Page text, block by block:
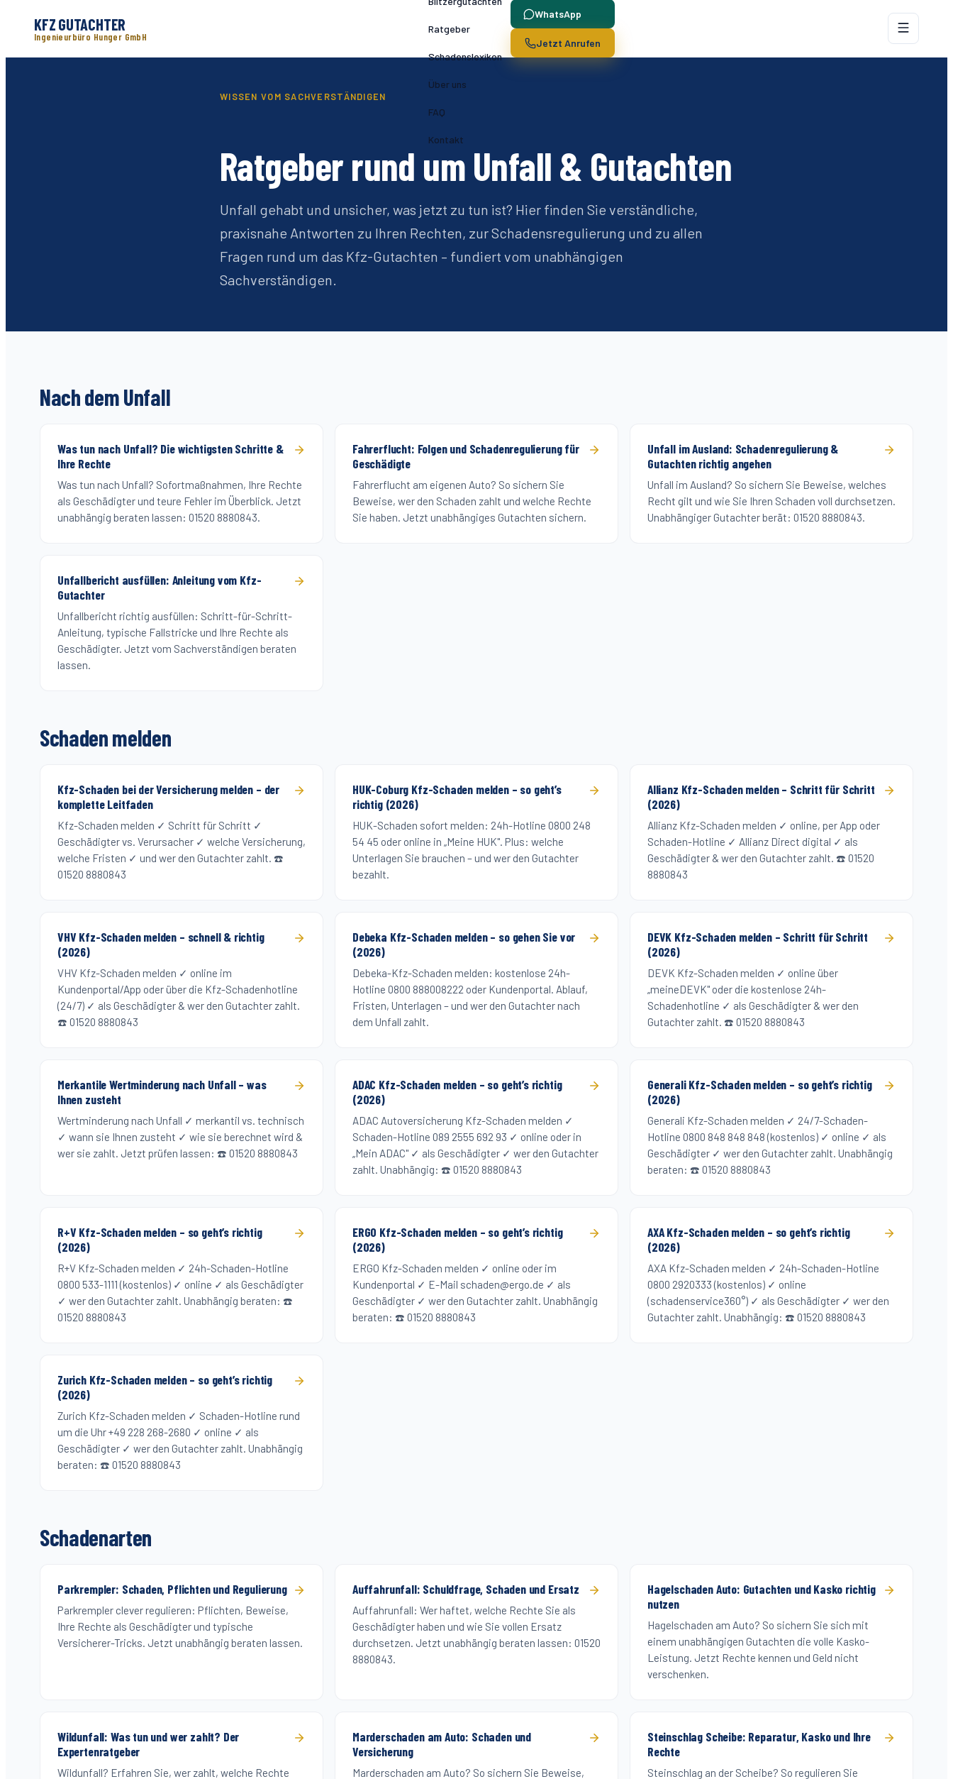
KFZ GUTACHTER
Ingenieurbüro Hunger GmbH
Ratgeber
Schadenslexikon
Über uns
FAQ
Kontakt
WhatsApp
Jetzt Anrufen
WISSEN VOM SACHVERSTÄNDIGEN
Ratgeber rund um Unfall & Gutachten
Unfall gehabt und unsicher, was jetzt zu tun ist? Hier finden Sie verständliche,
praxisnahe Antworten zu Ihren Rechten, zur Schadensregulierung und zu allen
Fragen rund um das Kfz-Gutachten – fundiert vom unabhängigen
Sachverständigen.
Nach dem Unfall
Was tun nach Unfall? Die wichtigsten Schritte &
Ihre Rechte
Was tun nach Unfall? Sofortmaßnahmen, Ihre Rechte
als Geschädigter und teure Fehler im Überblick. Jetzt
unabhängig beraten lassen: 01520 8880843.
Fahrerflucht: Folgen und Schadenregulierung für
Geschädigte
Fahrerflucht am eigenen Auto? So sichern Sie
Beweise, wer den Schaden zahlt und welche Rechte
Sie haben. Jetzt unabhängiges Gutachten sichern.
Unfall im Ausland: Schadenregulierung &
Gutachten richtig angehen
Unfall im Ausland? So sichern Sie Beweise, welches
Recht gilt und wie Sie Ihren Schaden voll durchsetzen.
Unabhängiger Gutachter berät: 01520 8880843.
Unfallbericht ausfüllen: Anleitung vom Kfz-
Gutachter
Unfallbericht richtig ausfüllen: Schritt-für-Schritt-
Anleitung, typische Fallstricke und Ihre Rechte als
Geschädigter. Jetzt vom Sachverständigen beraten
lassen.
Schaden melden
Kfz-Schaden bei der Versicherung melden – der
komplette Leitfaden
Kfz-Schaden melden ✓ Schritt für Schritt ✓
Geschädigter vs. Verursacher ✓ welche Versicherung,
welche Fristen ✓ und wer den Gutachter zahlt. ☎️
01520 8880843
HUK-Coburg Kfz-Schaden melden – so geht’s
richtig (2026)
HUK-Schaden sofort melden: 24h-Hotline 0800 248
54 45 oder online in „Meine HUK". Plus: welche
Unterlagen Sie brauchen – und wer den Gutachter
bezahlt.
Allianz Kfz-Schaden melden – Schritt für Schritt
(2026)
Allianz Kfz-Schaden melden ✓ online, per App oder
Schaden-Hotline ✓ Allianz Direct digital ✓ als
Geschädigter & wer den Gutachter zahlt. ☎️ 01520
8880843
VHV Kfz-Schaden melden – schnell & richtig
(2026)
VHV Kfz-Schaden melden ✓ online im
Kundenportal/App oder über die Kfz-Schadenhotline
(24/7) ✓ als Geschädigter & wer den Gutachter zahlt.
☎️ 01520 8880843
Debeka Kfz-Schaden melden – so gehen Sie vor
(2026)
Debeka-Kfz-Schaden melden: kostenlose 24h-
Hotline 0800 888008222 oder Kundenportal. Ablauf,
Fristen, Unterlagen – und wer den Gutachter nach
dem Unfall zahlt.
DEVK Kfz-Schaden melden – Schritt für Schritt
(2026)
DEVK Kfz-Schaden melden ✓ online über
„meineDEVK" oder die kostenlose 24h-
Schadenhotline ✓ als Geschädigter & wer den
Gutachter zahlt. ☎️ 01520 8880843
Merkantile Wertminderung nach Unfall – was
Ihnen zusteht
Wertminderung nach Unfall ✓ merkantil vs. technisch
✓ wann sie Ihnen zusteht ✓ wie sie berechnet wird &
wer sie zahlt. Jetzt prüfen lassen: ☎️ 01520 8880843
ADAC Kfz-Schaden melden – so geht’s richtig
(2026)
ADAC Autoversicherung Kfz-Schaden melden ✓
Schaden-Hotline 089 2555 692 93 ✓ online oder in
„Mein ADAC" ✓ als Geschädigter ✓ wer den Gutachter
zahlt. Unabhängig: ☎️ 01520 8880843
Generali Kfz-Schaden melden – so geht’s richtig
(2026)
Generali Kfz-Schaden melden ✓ 24/7-Schaden-
Hotline 0800 848 848 848 (kostenlos) ✓ online ✓ als
Geschädigter ✓ wer den Gutachter zahlt. Unabhängig
beraten: ☎️ 01520 8880843
R+V Kfz-Schaden melden – so geht’s richtig
(2026)
R+V Kfz-Schaden melden ✓ 24h-Schaden-Hotline
0800 533-1111 (kostenlos) ✓ online ✓ als Geschädigter
✓ wer den Gutachter zahlt. Unabhängig beraten: ☎️
01520 8880843
ERGO Kfz-Schaden melden – so geht’s richtig
(2026)
ERGO Kfz-Schaden melden ✓ online oder im
Kundenportal ✓ E-Mail schaden@ergo.de ✓ als
Geschädigter ✓ wer den Gutachter zahlt. Unabhängig
beraten: ☎️ 01520 8880843
AXA Kfz-Schaden melden – so geht’s richtig
(2026)
AXA Kfz-Schaden melden ✓ 24h-Schaden-Hotline
0800 2920333 (kostenlos) ✓ online
(schadenservice360°) ✓ als Geschädigter ✓ wer den
Gutachter zahlt. Unabhängig: ☎️ 01520 8880843
Zurich Kfz-Schaden melden – so geht’s richtig
(2026)
Zurich Kfz-Schaden melden ✓ Schaden-Hotline rund
um die Uhr +49 228 268-2680 ✓ online ✓ als
Geschädigter ✓ wer den Gutachter zahlt. Unabhängig
beraten: ☎️ 01520 8880843
Schadenarten
Parkrempler: Schaden, Pflichten und Regulierung
Parkrempler clever regulieren: Pflichten, Beweise,
Ihre Rechte als Geschädigter und typische
Versicherer-Tricks. Jetzt unabhängig beraten lassen.
Auffahrunfall: Schuldfrage, Schaden und Ersatz
Auffahrunfall: Wer haftet, welche Rechte Sie als
Geschädigter haben und wie Sie vollen Ersatz
durchsetzen. Jetzt unabhängig beraten lassen: 01520
8880843.
Hagelschaden Auto: Gutachten und Kasko richtig
nutzen
Hagelschaden am Auto? So sichern Sie sich mit
einem unabhängigen Gutachten die volle Kasko-
Leistung. Jetzt Rechte kennen und Geld nicht
verschenken.
Wildunfall: Was tun und wer zahlt? Der
Expertenratgeber
Wildunfall? Erfahren Sie, wer zahlt, welche Rechte
Marderschaden am Auto: Schaden und
Versicherung
Marderschaden am Auto? So sichern Sie Beweise,
Steinschlag Scheibe: Reparatur, Kasko und Ihre
Rechte
Steinschlag an der Scheibe? So regulieren Sie